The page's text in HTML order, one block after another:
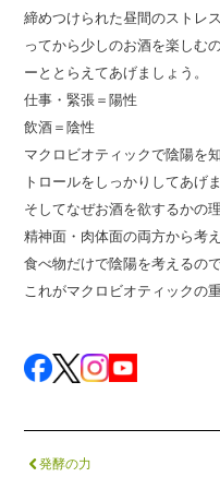
締めつけられた昼間のストレ
ってから少しのお酒を楽しむ
ーととらえてあげましょう。
仕事・緊張＝陽性
飲酒＝陰性
マクロビオティックで陰陽を
トロールをしっかりしてあげ
そしてなぜお酒を欲するかの
精神面・肉体面の両方から考
食べ物だけで陰陽を考えるの
これがマクロビオティックの
発酵の力